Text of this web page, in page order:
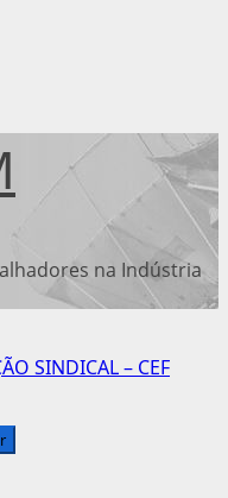
na Indústria
SINDICAL – CEF